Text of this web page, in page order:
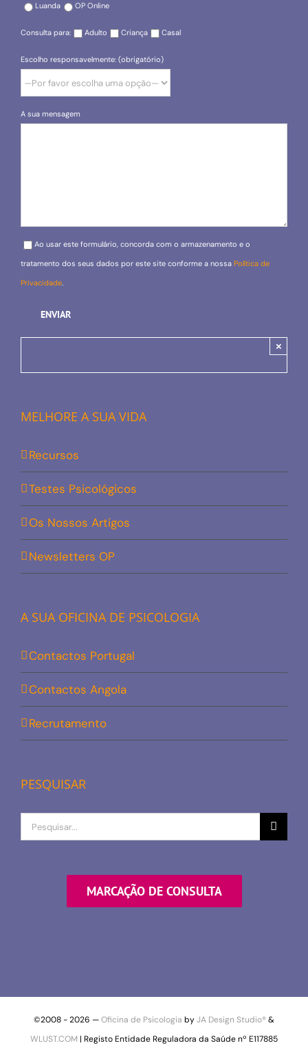
Luanda OP Online
Consulta para: Adulto Criança Casal
Escolho responsavelmente: (obrigatório)
A sua mensagem
Please leave this field empty.
Ao usar este formulário, concorda com o armazenamento e o
tratamento dos seus dados por este site conforme a nossa Política de
Privacidade.
×
MELHORE A SUA VIDA
Recursos
Testes Psicológicos
Os Nossos Artigos
Newsletters OP
A SUA OFICINA DE PSICOLOGIA
Contactos Portugal
Contactos Angola
Recrutamento
PESQUISAR
Procurar
por
MARCAÇÃO DE CONSULTA
©2008 -2026 —Oficina de Psicologia byJA Design Studio®&
WLUST.COM | Registo Entidade Reguladora da Saúde nº E117885